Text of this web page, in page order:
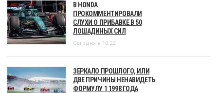
В HONDA
ПРОКОММЕНТИРОВАЛИ
СЛУХИ О ПРИБАВКЕ В 50
ЛОШАДИНЫХ СИЛ
Сегодня в 10:22
ЗЕРКАЛО ПРОШЛОГО, ИЛИ
ДВЕ ПРИЧИНЫ НЕНАВИДЕТЬ
ФОРМУЛУ 1 1998 ГОДА